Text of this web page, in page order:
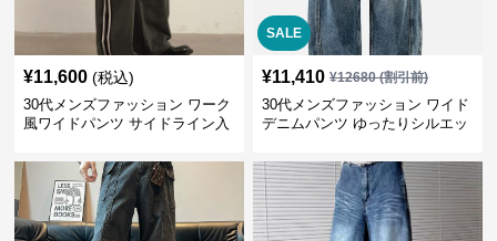
¥11,600 (税込)
30代メンズファッション ワーク
風ワイドパンツ サイドライン入
SALE
¥11,410 ¥12680(割引前)
30代メンズファッション ワイド
デニムパンツ ゆったりシルエッ